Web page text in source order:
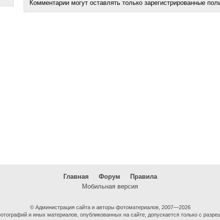
Комментарии могут оставлять только зарегистрированные
Главная Форум
Правила
Мобильная версия
© Администрация сайта и авторы фотоматериалов, 2007—2026
и иных материалов, опубликованных на сайте, допускается только с